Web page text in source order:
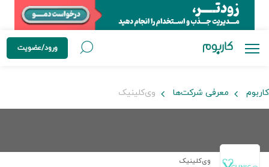
ورود/عضویت
کاربوم معرفی شرکت‌ها وی‌کلینیک
وی‌کلینیک